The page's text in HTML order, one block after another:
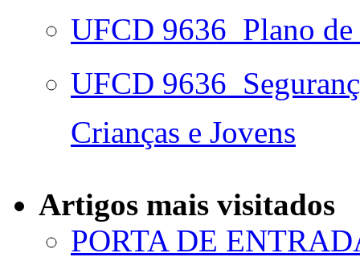
UFCD 9636  Plano
UFCD 9636 
Crianças e Jovens
Artigos mais visitados
PORTA DE